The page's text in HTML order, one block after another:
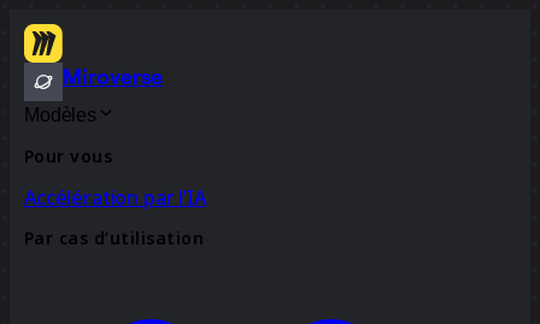
Miroverse
Modèles
Pour vous
Accélération par l’IA
Par cas d’utilisation